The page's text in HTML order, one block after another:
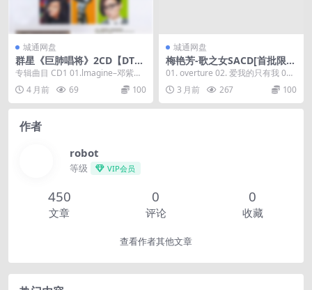
城通网盘
群星《巨肺唱将》2CD【DTS-
WAV】
专辑曲目 CD1 01.lmagine–邓紫棋
02.泡沫̵...
4 月前 69 100
城通网盘
梅艳芳-歌之女SACD[首批限量
版](2017)[SACD-ISO]
01. overture 02. 爱我的只有我 03.
爱是没余地 04. bi...
3 月前 267 100
作者
robot
等级 VIP会员
450
文章
0
评论
0
收藏
查看作者其他文章